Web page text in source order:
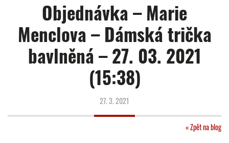
Objednávka – Marie
Menclova – Dámská trička
bavlněná – 27. 03. 2021
(15:38)
27. 3. 2021
« Zpět na blog